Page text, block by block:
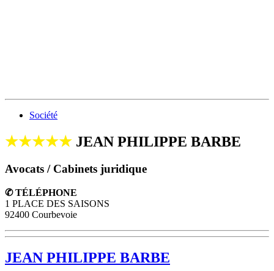
Société
★★★★★ JEAN PHILIPPE BARBE
Avocats / Cabinets juridique
✆ TÉLÉPHONE
1 PLACE DES SAISONS
92400 Courbevoie
JEAN PHILIPPE BARBE